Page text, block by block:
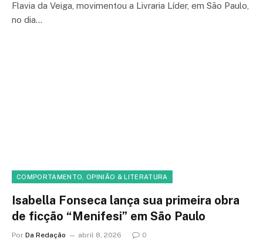
Flavia da Veiga, movimentou a Livraria Líder, em São Paulo,
no dia…
COMPORTAMENTO, OPINIÃO & LITERATURA
Isabella Fonseca lança sua primeira obra
de ficção “Menifesi” em São Paulo
Por Da Redação abril 8, 2026 0